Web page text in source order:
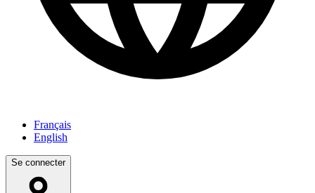
Français
English
Se connecter